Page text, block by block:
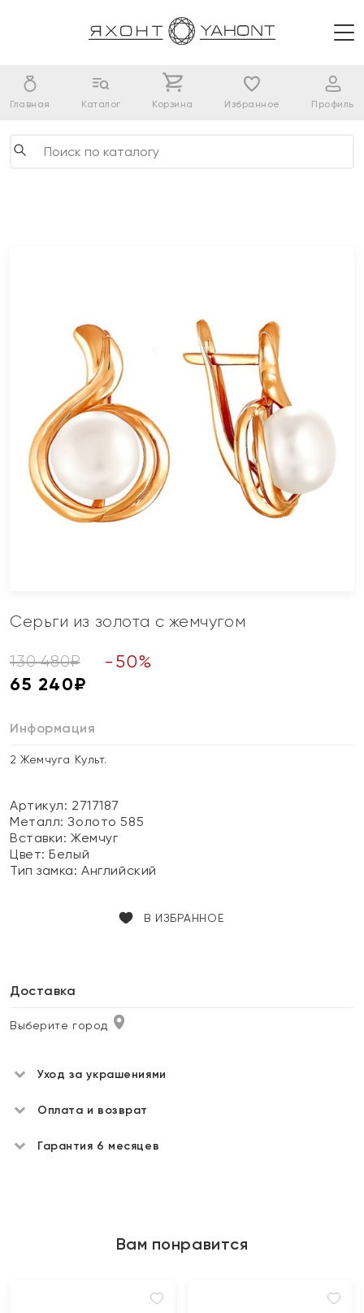
Главная Каталог Корзина Избранное Профиль
Серьги из золота с жемчугом
130 480₽ - 50%
65 240₽
Информация
2 Жемчуга Культ.
Артикул: 2717187
Металл:Золото 585
Вставки:Жемчуг
Цвет:Белый
Тип замка:Английский
В ИЗБРАННОЕ
Доставка
Выберите город
Уход за украшениями
Оплата и возврат
Гарантия 6 месяцев
Вам понравится